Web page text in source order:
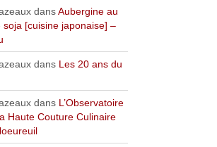
dansAubergine au
soja [cuisine japonaise] –
dans Les 20 ans du
dans L’Observatoire
Haute Couture Culinaire